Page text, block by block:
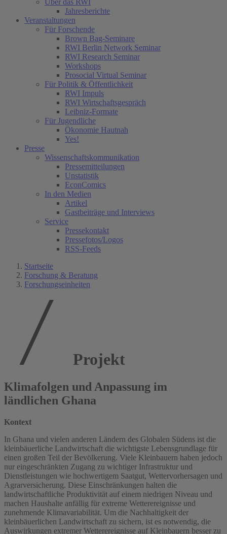
Über das RWI
Jahresberichte
Veranstaltungen
Für Forschende
Brown Bag-Seminare
RWI Berlin Network Seminar
RWI Research Seminar
Workshops
Prosocial Virtual Seminar
Für Politik & Öffentlichkeit
RWI Impuls
RWI Wirtschaftsgespräch
Leibniz-Formate
Für Jugendliche
Ökonomie Hautnah
Yes!
Presse
Wissenschaftskommunikation
Pressemitteilungen
Unstatistik
EconComics
In den Medien
Artikel
Gastbeiträge und Interviews
Service
Pressekontakt
Pressefotos/Logos
RSS-Feeds
Startseite
Forschung & Beratung
Forschungseinheiten
Projekt
Klimafolgen und Anpassung im
ländlichen Ghana
Kontext
In Ghana und vielen anderen Ländern des Globalen Südens ist die
kleinbäuerliche Landwirtschaft die wichtigste Lebensgrundlage für
einen großen Teil der Bevölkerung. Viele Kleinbauern haben jedoch
nur eingeschränkten Zugang zu wichtiger Infrastruktur und
Dienstleistungen wie hochwertigem Saatgut, Wettervorhersagen und
Agrarversicherung. Diese Einschränkungen halten die
landwirtschaftliche Produktivität auf einem niedrigen Niveau und
machen Haushalte anfällig für extreme Wetterereignisse und
zunehmende Klimavariabilität. Um die Nachhaltigkeit der
kleinbäuerlichen Landwirtschaft zu sichern, ist es notwendig, die
Auswirkungen extremer Wetterereignisse auf Kleinbauern besser zu